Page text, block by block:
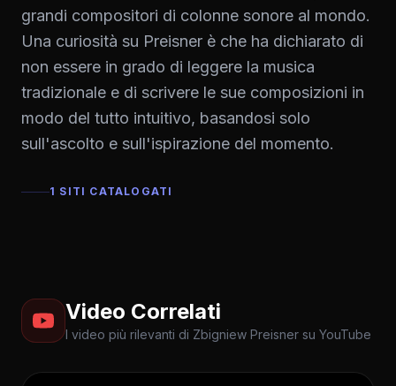
grandi compositori di colonne sonore al mondo.
Una curiosità su Preisner è che ha dichiarato di
non essere in grado di leggere la musica
tradizionale e di scrivere le sue composizioni in
modo del tutto intuitivo, basandosi solo
sull'ascolto e sull'ispirazione del momento.
1 SITI CATALOGATI
Video Correlati
I video più rilevanti di Zbigniew Preisner su YouTube